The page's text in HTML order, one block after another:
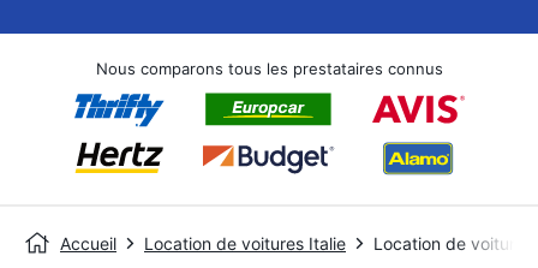
Nous comparons tous les prestataires connus
Accueil Location de voitures Italie Location de